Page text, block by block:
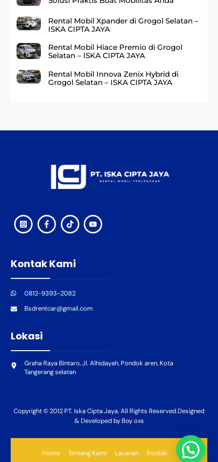
Rental Mobil Xpander di Grogol Selatan –
ISKA CIPTA JAYA
Rental Mobil Hiace Premio di Grogol
Selatan – ISKA CIPTA JAYA
Rental Mobil Innova Zenix Hybrid di
Grogol Selatan – ISKA CIPTA JAYA
Kontak Kami
0812-9393-2082
Bsdrentcar@gmail.com
Lokasi
Graha Raya Bintaro, Jl. Alhidayah, Pondok aren, Kota
Tangerang selatan
Home Tentang Kami Layanan Kontak
Copyright © 2012 PT. Iska Cipta Jaya. All Rights Reserved.Designed
& Developed by Boy oxs